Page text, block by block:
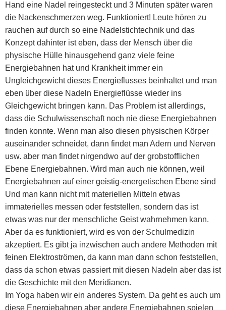
Hand eine Nadel reingesteckt und 3 Minuten später waren
die Nackenschmerzen weg. Funktioniert! Leute hören zu
rauchen auf durch so eine Nadelstichtechnik und das
Konzept dahinter ist eben, dass der Mensch über die
physische Hülle hinausgehend ganz viele feine
Energiebahnen hat und Krankheit immer ein
Ungleichgewicht dieses Energieflusses beinhaltet und man
eben über diese Nadeln Energieflüsse wieder ins
Gleichgewicht bringen kann. Das Problem ist allerdings,
dass die Schulwissenschaft noch nie diese Energiebahnen
finden konnte. Wenn man also diesen physischen Körper
auseinander schneidet, dann findet man Adern und Nerven
usw. aber man findet nirgendwo auf der grobstofflichen
Ebene Energiebahnen. Wird man auch nie können, weil
Energiebahnen auf einer geistig-energetischen Ebene sind
Und man kann nicht mit materiellen Mitteln etwas
immaterielles messen oder feststellen, sondern das ist
etwas was nur der menschliche Geist wahrnehmen kann.
Aber da es funktioniert, wird es von der Schulmedizin
akzeptiert. Es gibt ja inzwischen auch andere Methoden mit
feinen Elektroströmen, da kann man dann schon feststellen,
dass da schon etwas passiert mit diesen Nadeln aber das ist
die Geschichte mit den Meridianen.
Im Yoga haben wir ein anderes System. Da geht es auch um
diese Energiebahnen aber andere Energiebahnen spielen